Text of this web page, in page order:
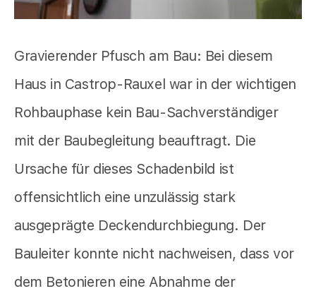
Gravierender Pfusch am Bau: Bei diesem
Haus in Castrop-Rauxel war in der wichtigen
Rohbauphase kein Bau-Sachverständiger
mit der Baubegleitung beauftragt. Die
Ursache für dieses Schadenbild ist
offensichtlich eine unzulässig stark
ausgeprägte Deckendurchbiegung. Der
Bauleiter konnte nicht nachweisen, dass vor
dem Betonieren eine Abnahme der